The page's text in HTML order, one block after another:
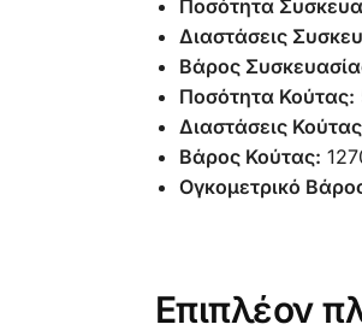
Ποσότητα
Διαστάσεις
Βάρος
Ποσότητα Κούτας:
Διαστάσεις
Βάρος Κούτας:
Ογκομετρικό
Επιπλέον